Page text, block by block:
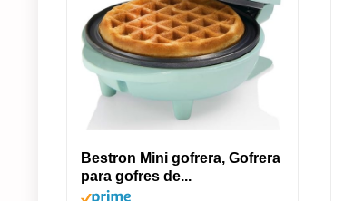
Bestron Mini gofrera, Gofrera
para gofres de...